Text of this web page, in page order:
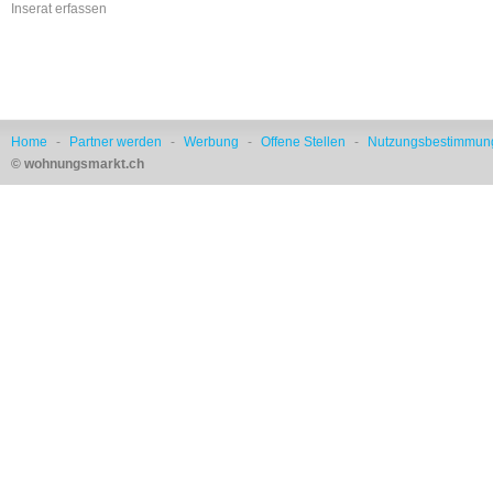
Inserat erfassen
Home - Partner werden - Werbung - Offene Stellen -
© wohnungsmarkt.ch